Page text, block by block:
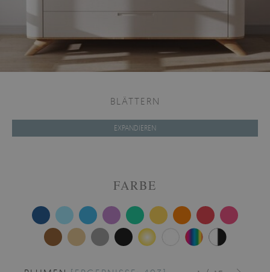
BLÄTTERN
EXPANDIEREN
FARBE